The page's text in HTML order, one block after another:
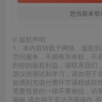
您当前未登
© 版权声明
1、本内容转载于网络，版权
空间服务，不拥有所有权，不
到你的版权利益，请联系我们
源仅供测试和学习，请勿用于
如遇到充值付费环节课程或软
需要投资的一律不要相信，访
揭秘 请勿用于非法违规操作